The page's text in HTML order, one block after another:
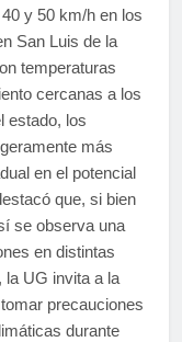
y 50 km/h en los
San Luis de la
temperaturas
cercanas a los
estado, los
más
en el potencial
que, si bien
se observa una
en distintas
la UG invita a la
precauciones
durante